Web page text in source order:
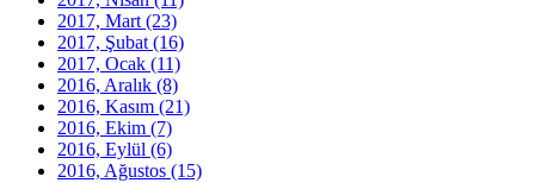
2017, Mart (23)
2017, Şubat (16)
2017, Ocak (11)
2016, Aralık (8)
2016, Kasım (21)
2016, Ekim (7)
2016, Eylül (6)
2016, Ağustos (15)